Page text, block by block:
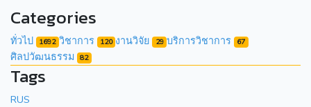
Categories
ทั่วไป 1692 วิชาการ 120 งานวิจัย 29 บริการวิชาการ 67
ศิลปวัฒนธรรม 82
Tags
RUS